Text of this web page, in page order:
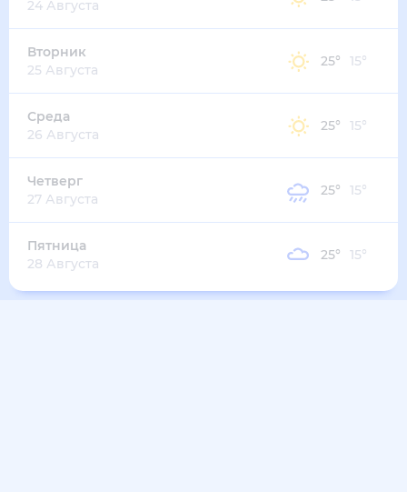
24 Августа
Вторник
25 Августа
25° 15°
Среда
26 Августа
25° 15°
Четверг
27 Августа
25° 15°
Пятница
28 Августа
25° 15°